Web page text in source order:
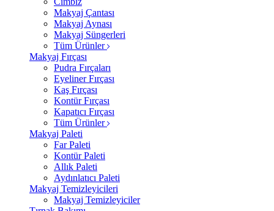
Makyaj Çantası
Makyaj Aynası
Makyaj Süngerleri
Tüm Ürünler
Makyaj Fırçası
Pudra Fırçaları
Eyeliner Fırçası
Kaş Fırçası
Kontür Fırçası
Kapatıcı Fırçası
Tüm Ürünler
Makyaj Paleti
Far Paleti
Kontür Paleti
Allık Paleti
Aydınlatıcı Paleti
Makyaj Temizleyicileri
Makyaj Temizleyiciler